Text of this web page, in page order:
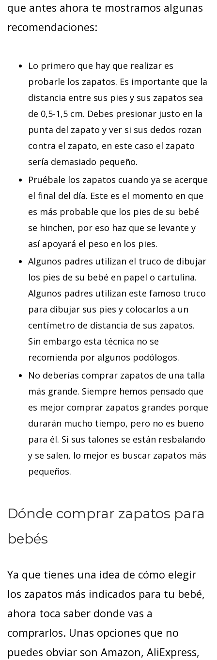
que antes ahora te mostramos algunas
recomendaciones:
Lo primero que hay que realizar es
probarle los zapatos. Es importante que la
distancia entre sus pies y sus zapatos sea
de 0,5-1,5 cm. Debes presionar justo en la
punta del zapato y ver si sus dedos rozan
contra el zapato, en este caso el zapato
sería demasiado pequeño.
Pruébale los zapatos cuando ya se acerque
el final del día. Este es el momento en que
es más probable que los pies de su bebé
se hinchen, por eso haz que se levante y
así apoyará el peso en los pies.
Algunos padres utilizan el truco de dibujar
los pies de su bebé en papel o cartulina.
Algunos padres utilizan este famoso truco
para dibujar sus pies y colocarlos a un
centímetro de distancia de sus zapatos.
Sin embargo esta técnica no se
recomienda por algunos podólogos.
No deberías comprar zapatos de una talla
más grande. Siempre hemos pensado que
es mejor comprar zapatos grandes porque
durarán mucho tiempo, pero no es bueno
para él. Si sus talones se están resbalando
y se salen, lo mejor es buscar zapatos más
pequeños.
Dónde comprar zapatos para
bebés
Ya que tienes una idea de cómo elegir
los zapatos más indicados para tu bebé,
ahora toca saber donde vas a
comprarlos. Unas opciones que no
puedes obviar son Amazon, AliExpress,